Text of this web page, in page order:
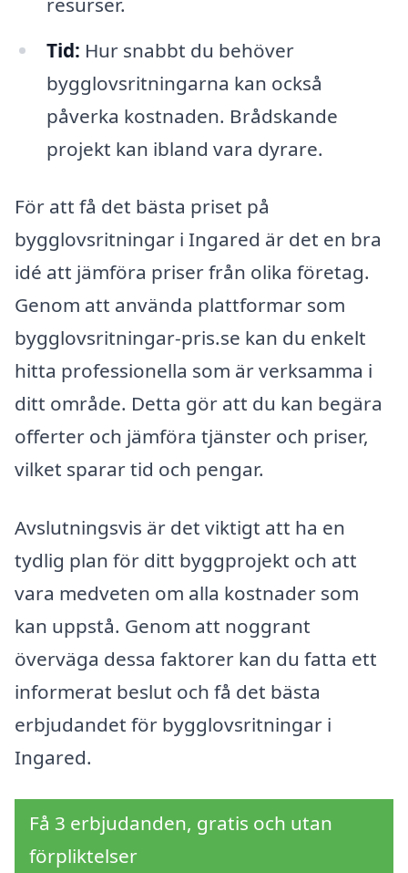
Tid: Hur snabbt du behöver
bygglovsritningarna kan också
påverka kostnaden. Brådskande
projekt kan ibland vara dyrare.
För att få det bästa priset på
bygglovsritningar i Ingared är det en bra
idé att jämföra priser från olika företag.
Genom att använda plattformar som
bygglovsritningar-pris.se kan du enkelt
hitta professionella som är verksamma i
ditt område. Detta gör att du kan begära
offerter och jämföra tjänster och priser,
vilket sparar tid och pengar.
Avslutningsvis är det viktigt att ha en
tydlig plan för ditt byggprojekt och att
vara medveten om alla kostnader som
kan uppstå. Genom att noggrant
överväga dessa faktorer kan du fatta ett
informerat beslut och få det bästa
erbjudandet för bygglovsritningar i
Ingared.
Få 3 erbjudanden, gratis och utan
förpliktelser